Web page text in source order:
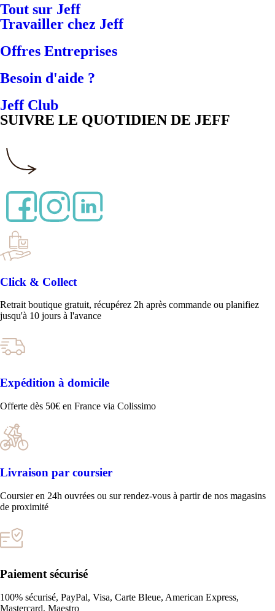
Tout sur Jeff
Travailler chez Jeff
Offres Entreprises
Besoin d'aide ?
Jeff Club
SUIVRE LE QUOTIDIEN DE JEFF
Click & Collect
Retrait boutique gratuit, récupérez 2h après commande ou planifiez
jusqu'à 10 jours à l'avance
Expédition à domicile
Offerte dès 50€ en France via Colissimo
Livraison par coursier
Coursier en 24h ouvrées ou sur rendez-vous à partir de nos magasins
de proximité
Paiement sécurisé
100% sécurisé, PayPal, Visa, Carte Bleue, American Express,
Mastercard, Maestro